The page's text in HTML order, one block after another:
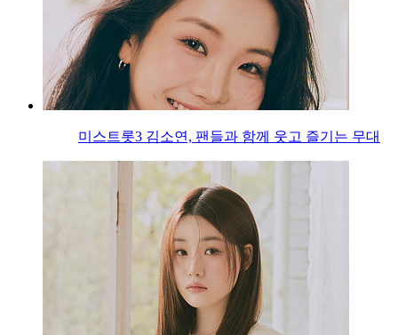
미스트롯3 김소연, 팬들과 함께 웃고 즐기는 무대